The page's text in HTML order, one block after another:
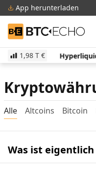
App herunterladen
BTC-ECHO
1,98 T €
€ -1.60%
Alle Altcoins Bitcoin
Was ist